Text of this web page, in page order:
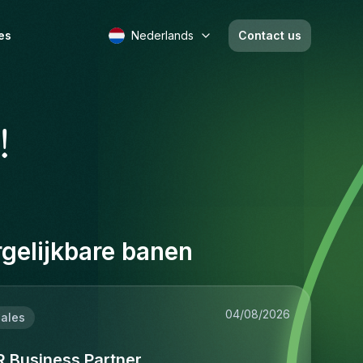
Nederlands Contact us
banen
04/08/2026